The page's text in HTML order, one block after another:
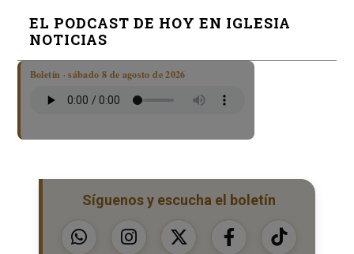
EL PODCAST DE HOY EN IGLESIA
NOTICIAS
Boletín · sábado 8 de agosto de 2026
Síguenos y escucha el boletín